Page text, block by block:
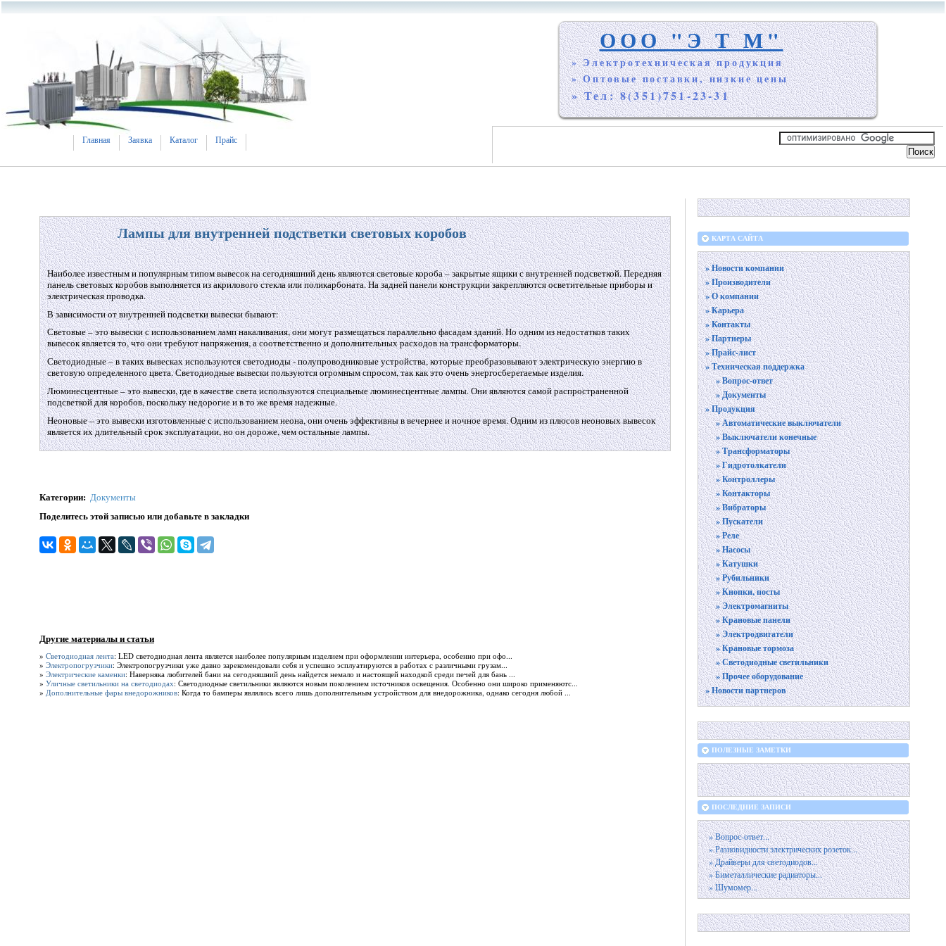
Главная Заявка Каталог Прайс
ООО "Э Т М"
» Электротехническая продукция
» Оптовые поставки, низкие цены
» Тел: 8(351)751-23-31
Лампы для внутренней подстветки световых коробов
Наиболее известным и популярным типом вывесок на сегодняшний день являются световые короба – закрытые ящики с внутренней подсветкой. Передняя
панель световых коробов выполняется из акрилового стекла или поликарбоната. На задней панели конструкции закрепляются осветительные приборы и
электрическая проводка.
В зависимости от внутренней подсветки вывески бывают:
Световые – это вывески с использованием ламп накаливания, они могут размещаться параллельно фасадам зданий. Но одним из недостатков таких
вывесок является то, что они требуют напряжения, а соответственно и дополнительных расходов на трансформаторы.
Светодиодные – в таких вывесках используются светодиоды - полупроводниковые устройства, которые преобразовывают электрическую энергию в
световую определенного цвета. Светодиодные вывески пользуются огромным спросом, так как это очень энергосберегаемые изделия.
Люминесцентные – это вывески, где в качестве света используются специальные люминесцентные лампы. Они являются самой распространенной
подсветкой для коробов, поскольку недорогие и в то же время надежные.
Неоновые – это вывески изготовленные с использованием неона, они очень эффективны в вечернее и ночное время. Одним из плюсов неоновых вывесок
является их длительный срок эксплуатации, но он дороже, чем остальные лампы.
Категории: Документы
Поделитесь этой записью или добавьте в закладки
Другие материалы и статьи
» Cветодиодная лента: LED светодиодная лента является наиболее популярным изделием при оформлении интерьера, особенно при офо...
» Электропогрузчики: Электропогрузчики уже давно зарекомендовали себя и успешно эсплуатируются в работах с различными грузам...
» Электрические каменки: Наверняка любителей бани на сегодняшний день найдется немало и настоящей находкой среди печей для бань ...
» Уличные светильники на светодиодах: Светодиодные светильники являются новым поколением источников освещения. Особенно они широко применяютс...
» Дополнительные фары внедорожников: Когда то бамперы являлись всего лишь дополнительным устройством для внедорожника, однако сегодня любой ...
КАРТА САЙТА
» Новости компании
» Производители
» О компании
» Карьера
» Контакты
» Партнеры
» Прайс-лист
» Техническая поддержка
» Вопрос-ответ
» Документы
» Продукция
» Автоматические выключатели
» Выключатели конечные
» Трансформаторы
» Гидротолкатели
» Контроллеры
» Контакторы
» Вибраторы
» Пускатели
» Реле
» Насосы
» Катушки
» Рубильники
» Кнопки, посты
» Электромагниты
» Крановые панели
» Электродвигатели
» Крановые тормоза
» Светодиодные светильники
» Прочее оборудование
» Новости партнеров
ПОЛЕЗНЫЕ ЗАМЕТКИ
ПОСЛЕДНИЕ ЗАПИСИ
» Вопрос-ответ...
» Разновидности электрических розеток...
» Драйверы для светодиодов...
» Биметаллические радиаторы...
» Шумомер...